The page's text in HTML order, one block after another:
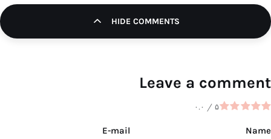
HIDE COMMENTS
Leave a comment
۰.۰ / ۵
Name
E-mail